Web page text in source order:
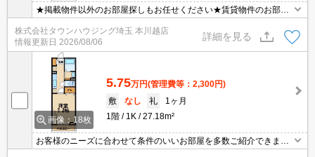
★掲載物件以外のお部屋探しもお任せください★賃貸物件のお部屋
探しはタウンハウジングへ★
株式会社タウンハウジング埼玉 本川越店
情報更新日 2026/08/06
詳細を見る
画像：18枚
5.75万円(管理費等：2,300円)
敷
なし 礼
1ヶ月
1階
1K 27.18m²
お客様のニーズに合わせて条件のいいお部屋を多数ご紹介できます♪
情報数No.1のタウンハウジングまで是非お問い合わせください！